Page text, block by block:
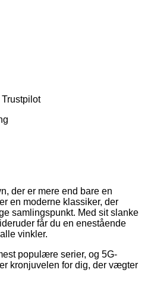
der er mere end bare en
en moderne klassiker, der
samlingspunkt. Med sit slanke
får du en enestående
vinkler.
populære serier, og 5G-
kronjuvelen for dig, der vægter